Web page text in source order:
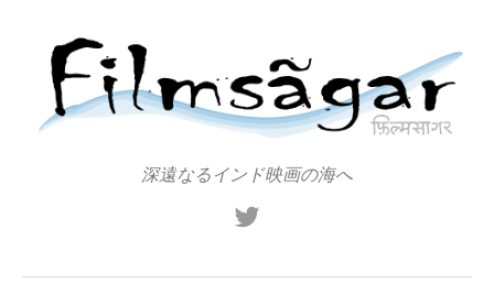
深遠なるインド映画の海へ